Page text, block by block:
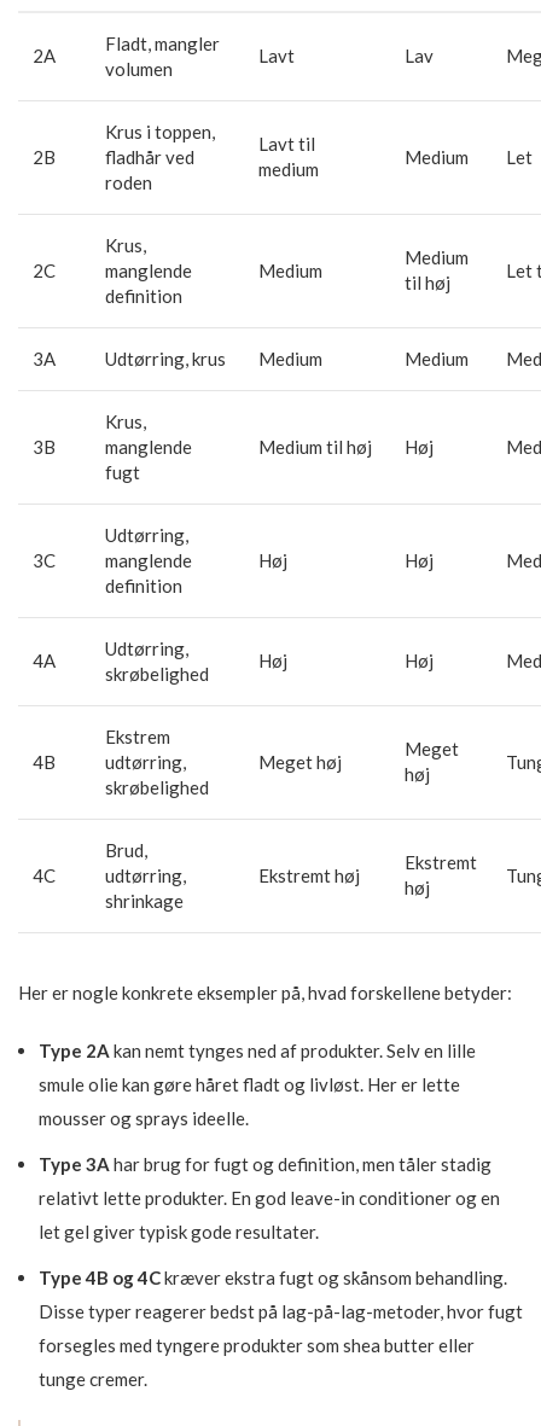
2A
Fladt, mangler
volumen
Lavt Lav
2B
Krus i toppen,
fladhår ved
roden
Lavt til
medium
Medium Let
2C
Krus,
manglende
definition
Medium
Medium
til høj
Let
3A Udtørring, krus Medium Medium
3B
Krus,
manglende
fugt
Medium til høj Høj
3C
Udtørring,
manglende
definition
Høj Høj
4A
Udtørring,
skrøbelighed
Høj Høj
4B
Ekstrem
udtørring,
skrøbelighed
Meget høj
Meget
høj
4C
Brud,
udtørring,
shrinkage
Ekstremt høj
Ekstremt
høj
Her er nogle konkrete eksempler på, hvad forskellene betyder:
Type 2A kan nemt tynges ned af produkter. Selv en lille
smule olie kan gøre håret fladt og livløst. Her er lette
mousser og sprays ideelle.
Type 3A har brug for fugt og definition, men tåler stadig
relativt lette produkter. En god leave-in conditioner og en
let gel giver typisk gode resultater.
Type 4B og 4Ckræver ekstra fugt og skånsom behandling.
Disse typer reagerer bedst på lag-på-lag-metoder, hvor fugt
forsegles med tyngere produkter som shea butter eller
tunge cremer.